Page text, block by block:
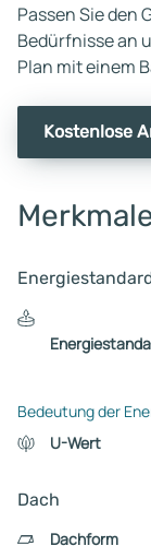
Passen Sie den
Bedürfnisse an
Plan mit einem
Kostenlose
Bedeutung der
U-Wert
Dach
Dachform